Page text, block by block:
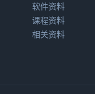
软件资料
课程资料
相关资料